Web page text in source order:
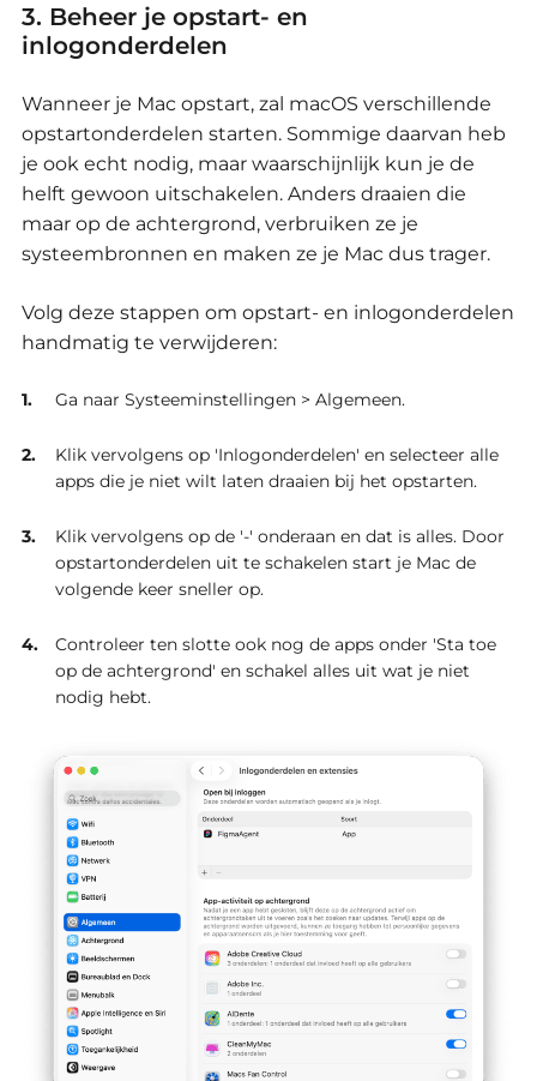
3. Beheer je opstart- en
inlogonderdelen
Wanneer je Mac opstart, zal macOS verschillende
opstartonderdelen starten. Sommige daarvan heb
je ook echt nodig, maar waarschijnlijk kun je de
helft gewoon uitschakelen. Anders draaien die
maar op de achtergrond, verbruiken ze je
systeembronnen en maken ze je Mac dus trager.
Volg deze stappen om opstart- en inlogonderdelen
handmatig te verwijderen:
Ga naar Systeeminstellingen > Algemeen.
Klik vervolgens op 'Inlogonderdelen' en selecteer alle
apps die je niet wilt laten draaien bij het opstarten.
Klik vervolgens op de '-' onderaan en dat is alles. Door
opstartonderdelen uit te schakelen start je Mac de
volgende keer sneller op.
Controleer ten slotte ook nog de apps onder 'Sta toe
op de achtergrond' en schakel alles uit wat je niet
nodig hebt.